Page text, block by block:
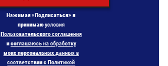
Нажимая «Подписаться» я
принимаю условия
Пользовательского соглашения
исоглашаюсь на обработку
моих персональных данных в
соответствии с Политикой